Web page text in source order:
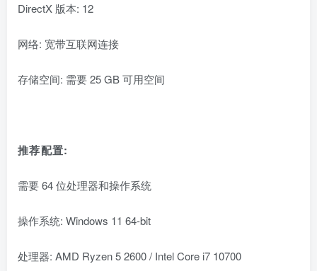
DirectX 版本: 12
网络: 宽带互联网连接
存储空间: 需要 25 GB 可用空间
推荐配置:
需要 64 位处理器和操作系统
操作系统: Windows 11 64-bit
处理器: AMD Ryzen 5 2600 / Intel Core i7 10700